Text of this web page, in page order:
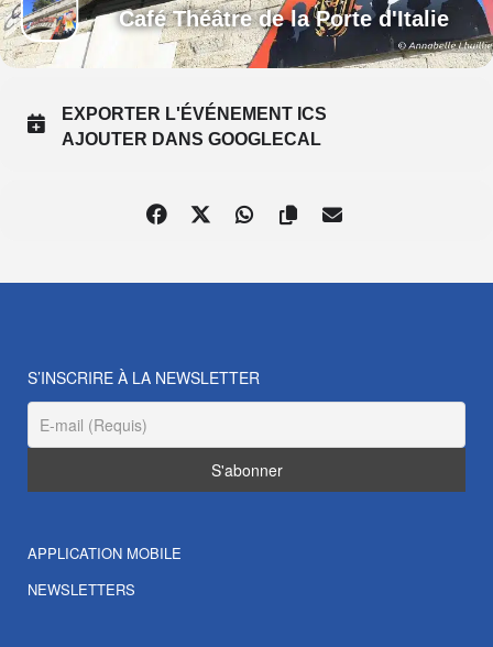
Café Théâtre de la Porte d'Italie
EXPORTER L'ÉVÉNEMENT ICS
AJOUTER DANS GOOGLECAL
S’INSCRIRE À LA NEWSLETTER
APPLICATION MOBILE
NEWSLETTERS